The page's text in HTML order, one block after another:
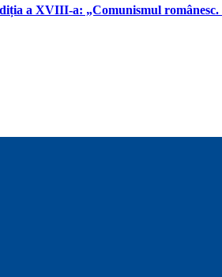
a XVIII-a: „Comunismul